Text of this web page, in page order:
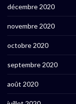
décembre 2020
novembre 2020
octobre 2020
septembre 2020
août 2020